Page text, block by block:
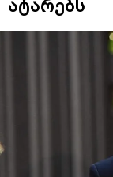
ატარებს